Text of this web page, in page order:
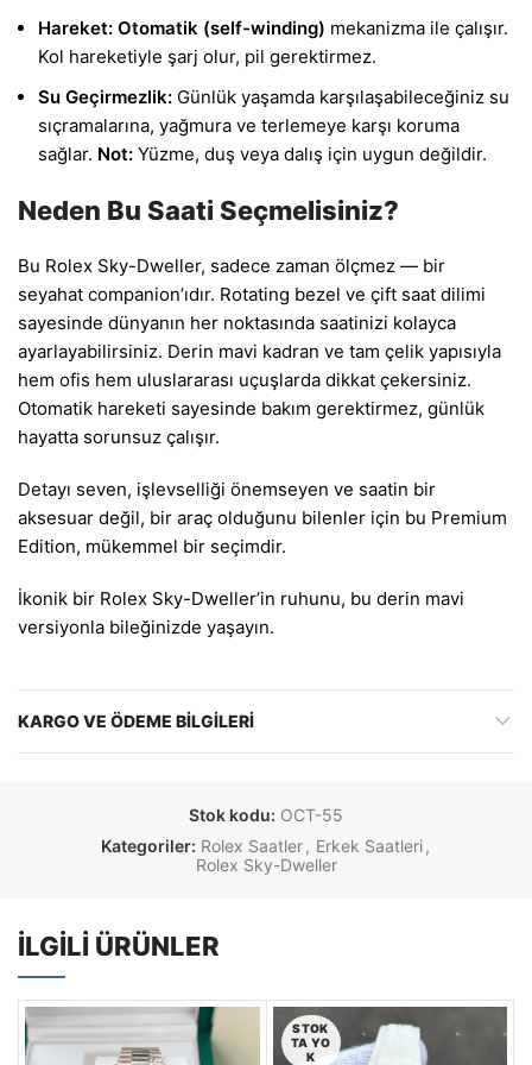
Hareket: Otomatik (self-winding) mekanizma ile çalışır.
Kol hareketiyle şarj olur, pil gerektirmez.
Su Geçirmezlik: Günlük yaşamda karşılaşabileceğiniz su
sıçramalarına, yağmura ve terlemeye karşı koruma
sağlar. Not: Yüzme, duş veya dalış için uygun değildir.
Neden Bu Saati Seçmelisiniz?
Bu Rolex Sky-Dweller, sadece zaman ölçmez — bir
seyahat companion’ıdır. Rotating bezel ve çift saat dilimi
sayesinde dünyanın her noktasında saatinizi kolayca
ayarlayabilirsiniz. Derin mavi kadran ve tam çelik yapısıyla
hem ofis hem uluslararası uçuşlarda dikkat çekersiniz.
Otomatik hareketi sayesinde bakım gerektirmez, günlük
hayatta sorunsuz çalışır.
Detayı seven, işlevselliği önemseyen ve saatin bir
aksesuar değil, bir araç olduğunu bilenler için bu Premium
Edition, mükemmel bir seçimdir.
İkonik bir Rolex Sky-Dweller’in ruhunu, bu derin mavi
versiyonla bileğinizde yaşayın.
KARGO VE ÖDEME BILGILERI
Stok kodu: OCT-55
Kategoriler: Rolex Saatler, Erkek Saatleri,
Rolex Sky-Dweller
İLGILI ÜRÜNLER
STOK
TA YO
K